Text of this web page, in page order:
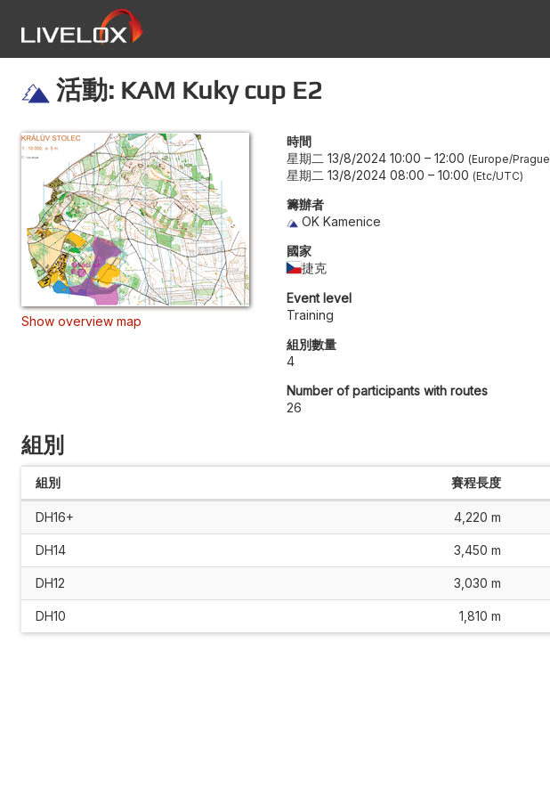
活動: KAM Kuky cup E2
Show overview map
時間
星期二 13/8/2024 10:00 – 12:00 Europe/Prague
星期二 13/8/2024 08:00 – 10:00 Etc/UTC
籌辦者
OK Kamenice
國家
捷克
Event level
Training
組別數量
4
Number of participants with routes
26
組別
組別 賽程長度
DH16+ 4,220 m
DH14 3,450 m
DH12 3,030 m
DH10 1,810 m